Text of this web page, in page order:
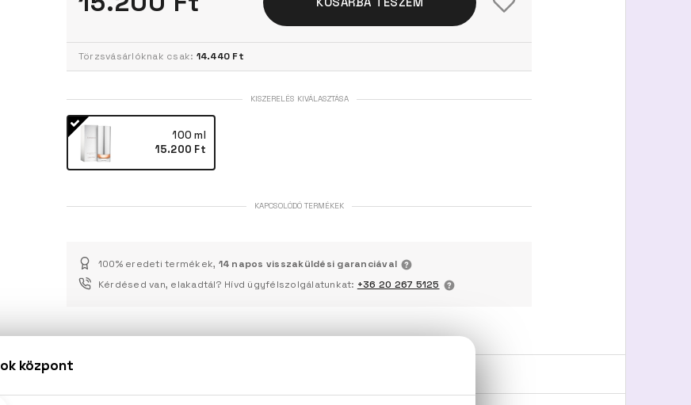
Törzsvásárlóknak csak: 14.440 Ft
KISZERELÉS KIVÁLASZTÁSA
100 ml
15.200 Ft
KAPCSOLÓDÓ TERMÉKEK
100% eredeti termékek, 14 napos visszaküldési garanciával
Kérdésed van, elakadtál? Hívd ügyfélszolgálatunkat: +36 20 267 5125
LEÍRÁS